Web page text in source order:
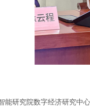
能研究院数字经济研究中